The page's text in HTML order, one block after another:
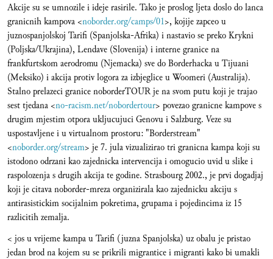
Akcije su se umnozile i ideje rasirile. Tako je proslog ljeta doslo do lanca
granicnih kampova <noborder.org/camps/01>, kojije zapceo u
juznospanjolskoj Tarifi (Spanjolska-Afrika) i nastavio se preko Krykni
(Poljska/Ukrajina), Lendave (Slovenija) i interne granice na
frankfurtskom aerodromu (Njemacka) sve do Borderhacka u Tijuani
(Meksiko) i akcija protiv logora za izbjeglice u Woomeri (Australija).
Stalno prelazeci granice noborderTOUR je na svom putu koji je trajao
sest tjedana <no-racism.net/nobordertour> povezao granicne kampove s
drugim mjestim otpora ukljucujuci Genovu i Salzburg. Veze su
uspostavljene i u virtualnom prostoru: "Borderstream"
<noborder.org/stream> je 7. jula vizualizirao tri granicna kampa koji su
istodono odrzani kao zajednicka intervencija i omogucio uvid u slike i
raspolozenja s drugih akcija te godine. Strasbourg 2002., je prvi dogadjaj
koji je citava noborder-mreza organizirala kao zajednicku akciju s
antirasistickim socijalnim pokretima, grupama i pojedincima iz 15
razlicitih zemalja.
< jos u vrijeme kampa u Tarifi (juzna Spanjolska) uz obalu je pristao
jedan brod na kojem su se prikrili migrantice i migranti kako bi umakli